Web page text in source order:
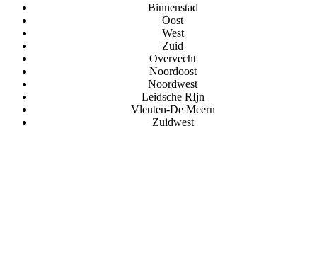
Binnenstad
Oost
West
Zuid
Overvecht
Noordoost
Noordwest
Leidsche RIjn
Vleuten-De Meern
Zuidwest